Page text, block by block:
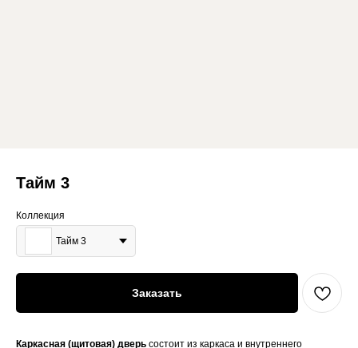
Тайм 3
Коллекция
Тайм 3
Заказать
Каркасная (щитовая) дверь состоит из каркаса и внутреннего